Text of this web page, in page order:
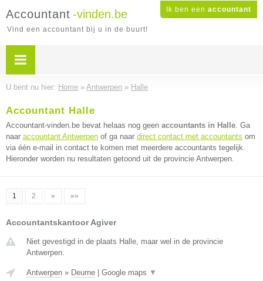
Ik ben een accountant
Accountant -vinden.be
Vind een accountant bij u in de buurt!
U bent nu hier: Home » Antwerpen » Halle
Accountant Halle
Accountant-vinden.be bevat helaas nog geen accountants in Halle. Ga
naar accountant Antwerpen of ga naar direct contact met accountants om
via één e-mail in contact te komen met meerdere accountants tegelijk.
Hieronder worden nu resultaten getoond uit de provincie Antwerpen.
1 2 » »»
Accountantskantoor Agiver
Niet gevestigd in de plaats Halle, maar wel in de provincie
Antwerpen.
Antwerpen » Deurne Google maps ▼